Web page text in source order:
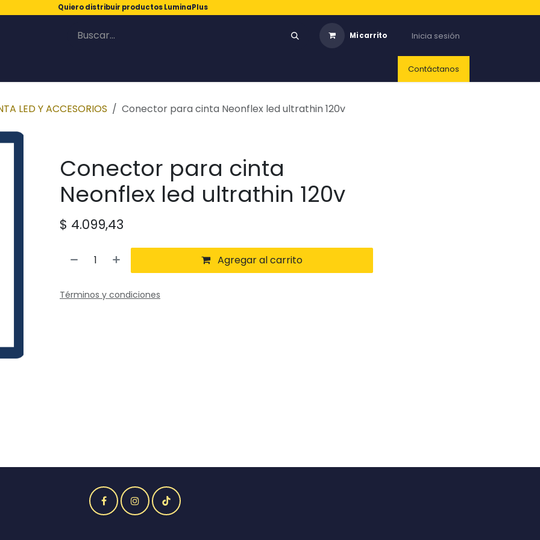
Quiero distribuir productos LuminaPlus
Mi carrito Inicia sesión
Contáctanos
LED Y ACCESORIOS Conector para cinta Neonflex led ultrathin 120v
Conector para cinta
Neonflex led ultrathin 120v
$ 4.099,43
Agregar al carrito
Términos y condiciones